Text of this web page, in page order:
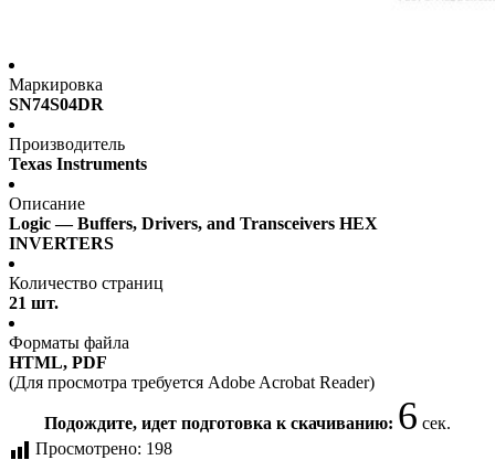
Маркировка
SN74S04DR
Производитель
Texas Instruments
Описание
Logic — Buffers, Drivers, and Transceivers HEX
INVERTERS
Количество страниц
21 шт.
Форматы файла
HTML, PDF
(Для просмотра требуется Adobe Acrobat Reader)
Подождите, идет подготовка к скачиванию: 6 сек.
Просмотрено: 198